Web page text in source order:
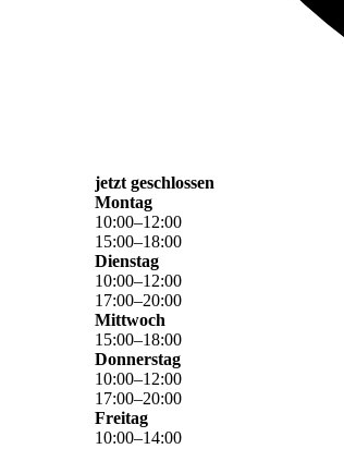
jetzt geschlossen
Montag
10:00–12:00
15:00–18:00
Dienstag
10:00–12:00
17:00–20:00
Mittwoch
15:00–18:00
Donnerstag
10:00–12:00
17:00–20:00
Freitag
10:00–14:00